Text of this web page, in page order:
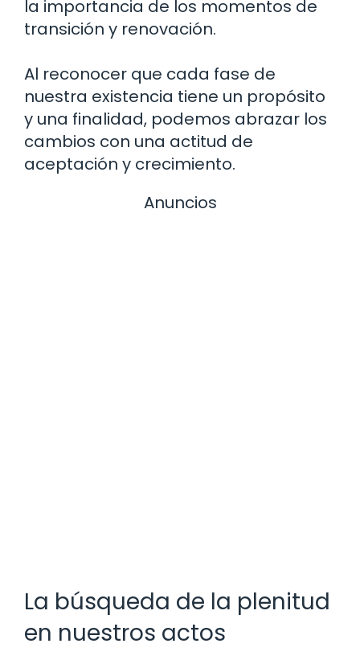
la importancia de los momentos de
transición y renovación.
Al reconocer que cada fase de
nuestra existencia tiene un propósito
y una finalidad, podemos abrazar los
cambios con una actitud de
aceptación y crecimiento.
Anuncios
La búsqueda de la plenitud
en nuestros actos